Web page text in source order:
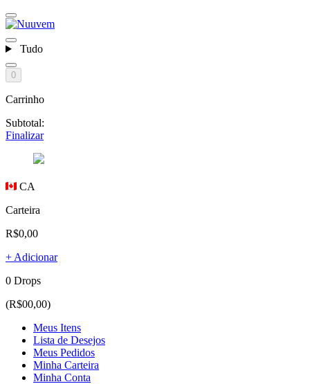
Tudo
0
Carrinho
Subtotal:
Finalizar
CA
Carteira
R$0,00
+ Adicionar
0 Drops
(R$00,00)
Meus Itens
Lista de Desejos
Meus Pedidos
Minha Carteira
Minha Conta